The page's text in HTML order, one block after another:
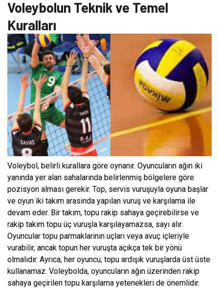
Voleybolun Teknik ve Temel
Kuralları
Voleybol, belirli kurallara göre oynanır. Oyuncuların ağın iki
yanında yer alan sahalarında belirlenmiş bölgelere göre
pozisyon alması gerekir. Top, servis vuruşuyla oyuna başlar
ve oyun iki takım arasında yapılan vuruş ve karşılama ile
devam eder. Bir takım, topu rakip sahaya geçirebilirse ve
rakip takım topu üç vuruşla karşılayamazsa, sayı alır.
Oyuncular topu parmaklarının uçları veya avuç içleriyle
vurabilir, ancak topun her vuruşta açıkça tek bir yönü
olmalıdır. Ayrıca, her oyuncu, topu ardışık vuruşlarda üst üste
kullanamaz. Voleybolda, oyuncuların ağın üzerinden rakip
sahaya geçirilen topu karşılama yetenekleri de önemlidir.